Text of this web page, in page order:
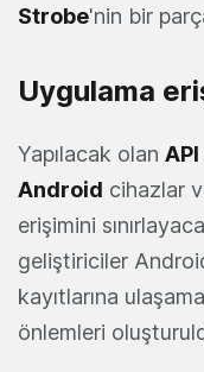
Strobe'nin bir
Uygulama
Yapılacak olan API
Android cihazlar
erişimini
geliştiriciler
kayıtlarına
önlemleri